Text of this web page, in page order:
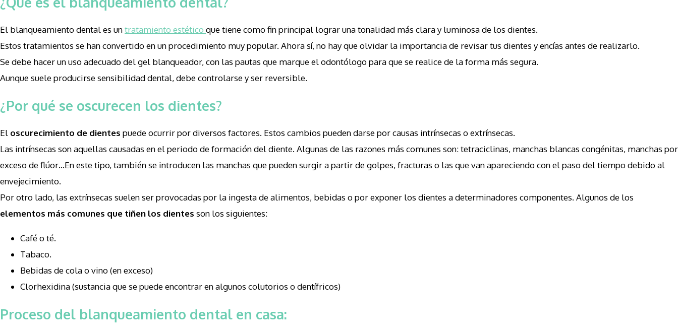
El blanqueamiento dental es untratamiento estético que tiene como fin principal lograr una tonalidad más clara y luminosa de los dientes.
Estos tratamientos se han convertido en un procedimiento muy popular. Ahora sí, no hay que olvidar la importancia de revisar tus dientes y encías antes de realizarlo.
Se debe hacer un uso adecuado del gel blanqueador, con las pautas que marque el odontólogo para que se realice de la forma más segura.
Aunque suele producirse sensibilidad dental, debe controlarse y ser reversible.
¿Por qué se oscurecen los dientes?
El oscurecimiento de dientes puede ocurrir por diversos factores. Estos cambios pueden darse por causas intrínsecas o extrínsecas.
Las intrínsecas son aquellas causadas en el periodo de formación del diente. Algunas de las razones más comunes son: tetraciclinas, manchas blancas congénitas, manchas por
exceso de flúor…En este tipo, también se introducen las manchas que pueden surgir a partir de golpes, fracturas o las que van apareciendo con el paso del tiempo debido al
envejecimiento.
Por otro lado, las extrínsecas suelen ser provocadas por la ingesta de alimentos, bebidas o por exponer los dientes a determinadores componentes. Algunos de los
elementos más comunes que tiñen los dientes son los siguientes:
Café o té.
Tabaco.
Bebidas de cola o vino (en exceso)
Clorhexidina (sustancia que se puede encontrar en algunos colutorios o dentífricos)
Proceso del blanqueamiento dental en casa: